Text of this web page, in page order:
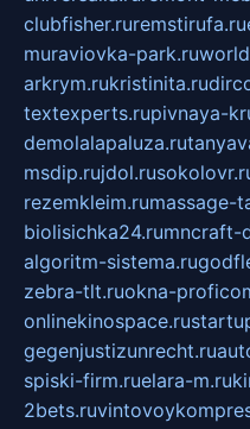
clubfisher.ruremstirufa.ru
muraviovka-park.ru
arkrym.rukristinita.ru
textexperts.rupivnaya-
demolalapaluza.ru
msdip.rujdol.ru
rezemkleim.rumassage-
biolisichka24.rumncraft-
algoritm-sistema.ru
zebra-tlt.ruokna-
onlinekinospace.ru
gegenjustizunrecht.ru
spiski-firm.ruelara-m.ru
2bets.ru